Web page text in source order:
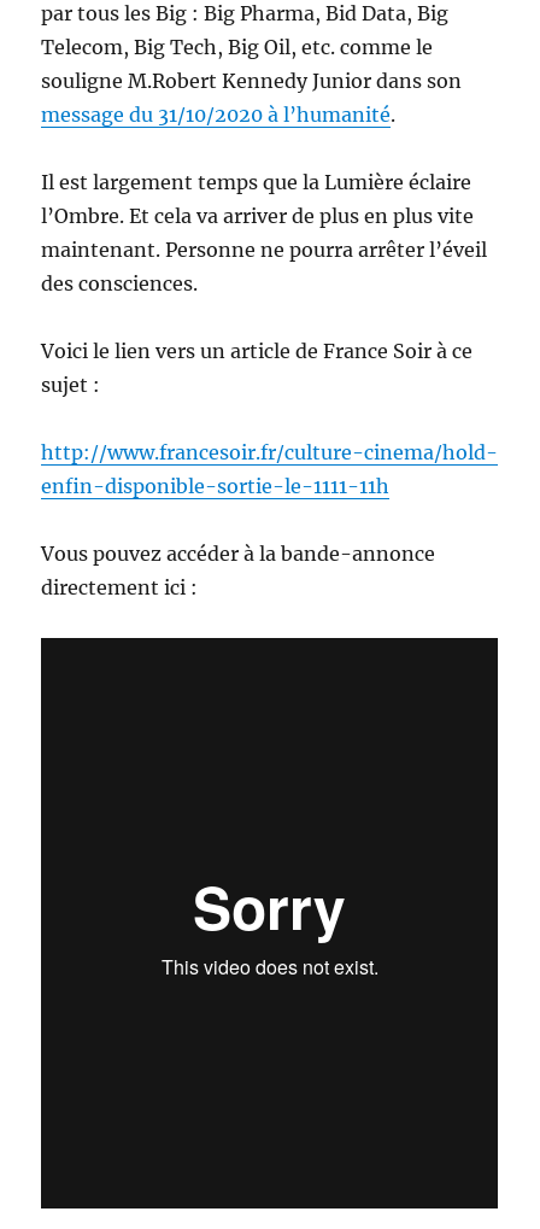
par tous les Big : Big Pharma, Bid Data, Big
Telecom, Big Tech, Big Oil, etc. comme le
souligne M.Robert Kennedy Junior dans son
message du 31/10/2020 à l’humanité.
Il est largement temps que la Lumière éclaire
l’Ombre. Et cela va arriver de plus en plus vite
maintenant. Personne ne pourra arrêter l’éveil
des consciences.
Voici le lien vers un article de France Soir à ce
sujet :
http://www.francesoir.fr/culture-cinema/hold-
enfin-disponible-sortie-le-1111-11h
Vous pouvez accéder à la bande-annonce
directement ici :